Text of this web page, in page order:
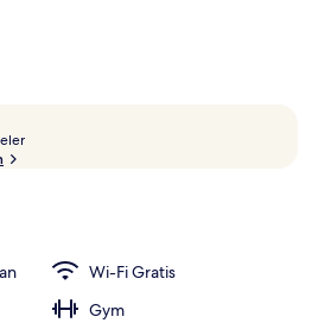
Wi-Fi Gratis
Gym